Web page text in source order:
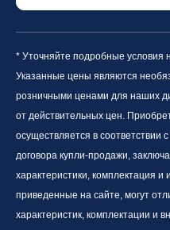
* Уточняйте подробные условия
Указанные цены являются
розничными ценами для наших
от действительных цен.
осуществляется в соответствии
договора купли-продажи,
характеристики, комплектация
приведенные на сайте, могут
характеристик, комплектации и